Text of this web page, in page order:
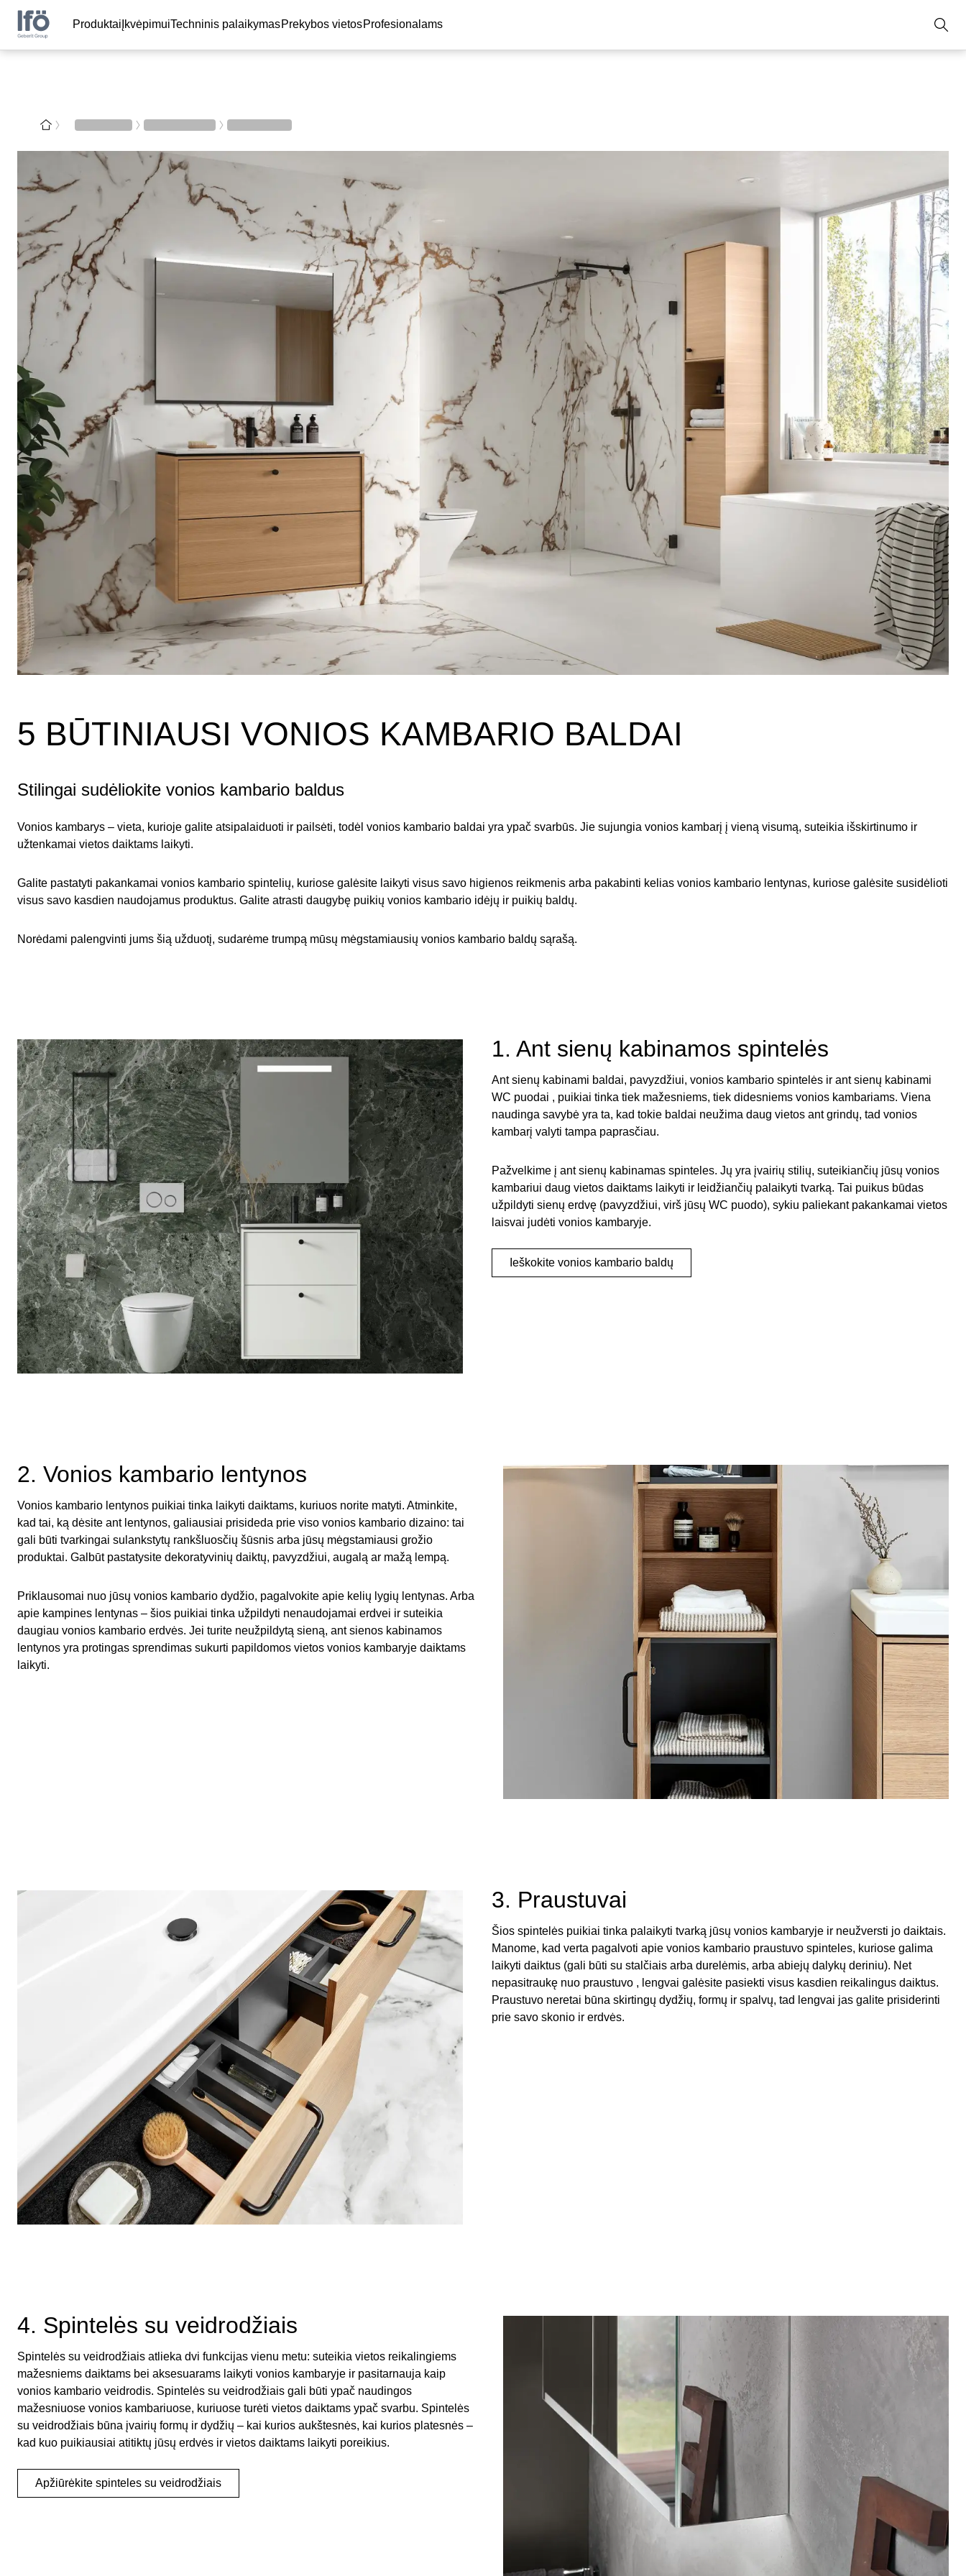
Produktai ĮkvėpimuiTechninis palaikymasPrekybos vietosProfesionalams
5 BŪTINIAUSI VONIOS KAMBARIO BALDAI
Stilingai sudėliokite vonios kambario baldus
Vonios kambarys – vieta, kurioje galite atsipalaiduoti ir pailsėti, todėl vonios kambario baldai yra ypač svarbūs. Jie sujungia vonios kambarį į vieną visumą, suteikia išskirtinumo ir
užtenkamai vietos daiktams laikyti.
Galite pastatyti pakankamai vonios kambario spintelių, kuriose galėsite laikyti visus savo higienos reikmenis arba pakabinti kelias vonios kambario lentynas, kuriose galėsite susidėlioti
visus savo kasdien naudojamus produktus. Galite atrasti daugybę puikių vonios kambario idėjų ir puikių baldų.
Norėdami palengvinti jums šią užduotį, sudarėme trumpą mūsų mėgstamiausių vonios kambario baldų sąrašą.
1. Ant sienų kabinamos spintelės
Ant sienų kabinami baldai, pavyzdžiui, vonios kambario spintelės ir ant sienų kabinami
WC puodai , puikiai tinka tiek mažesniems, tiek didesniems vonios kambariams. Viena
naudinga savybė yra ta, kad tokie baldai neužima daug vietos ant grindų, tad vonios
kambarį valyti tampa paprasčiau.
Pažvelkime į ant sienų kabinamas spinteles. Jų yra įvairių stilių, suteikiančių jūsų vonios
kambariui daug vietos daiktams laikyti ir leidžiančių palaikyti tvarką. Tai puikus būdas
užpildyti sienų erdvę (pavyzdžiui, virš jūsų WC puodo), sykiu paliekant pakankamai vietos
laisvai judėti vonios kambaryje.
Ieškokite vonios kambario baldų
2. Vonios kambario lentynos
Vonios kambario lentynos puikiai tinka laikyti daiktams, kuriuos norite matyti. Atminkite,
kad tai, ką dėsite ant lentynos, galiausiai prisideda prie viso vonios kambario dizaino: tai
gali būti tvarkingai sulankstytų rankšluosčių šūsnis arba jūsų mėgstamiausi grožio
produktai. Galbūt pastatysite dekoratyvinių daiktų, pavyzdžiui, augalą ar mažą lempą.
Priklausomai nuo jūsų vonios kambario dydžio, pagalvokite apie kelių lygių lentynas. Arba
apie kampines lentynas – šios puikiai tinka užpildyti nenaudojamai erdvei ir suteikia
daugiau vonios kambario erdvės. Jei turite neužpildytą sieną, ant sienos kabinamos
lentynos yra protingas sprendimas sukurti papildomos vietos vonios kambaryje daiktams
laikyti.
3. Praustuvai
Šios spintelės puikiai tinka palaikyti tvarką jūsų vonios kambaryje ir neužversti jo daiktais.
Manome, kad verta pagalvoti apie vonios kambario praustuvo spinteles, kuriose galima
laikyti daiktus (gali būti su stalčiais arba durelėmis, arba abiejų dalykų deriniu). Net
nepasitraukę nuo praustuvo , lengvai galėsite pasiekti visus kasdien reikalingus daiktus.
Praustuvo neretai būna skirtingų dydžių, formų ir spalvų, tad lengvai jas galite prisiderinti
prie savo skonio ir erdvės.
4. Spintelės su veidrodžiais
Spintelės su veidrodžiais atlieka dvi funkcijas vienu metu: suteikia vietos reikalingiems
mažesniems daiktams bei aksesuarams laikyti vonios kambaryje ir pasitarnauja kaip
vonios kambario veidrodis. Spintelės su veidrodžiais gali būti ypač naudingos
mažesniuose vonios kambariuose, kuriuose turėti vietos daiktams ypač svarbu. Spintelės
su veidrodžiais būna įvairių formų ir dydžių – kai kurios aukštesnės, kai kurios platesnės –
kad kuo puikiausiai atitiktų jūsų erdvės ir vietos daiktams laikyti poreikius.
Apžiūrėkite spinteles su veidrodžiais